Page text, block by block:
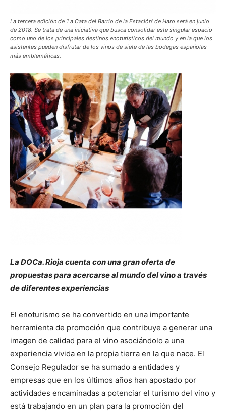
La tercera edición de ‘La Cata del Barrio de la Estación’ de Haro será en junio
de 2018. Se trata de una iniciativa que busca consolidar este singular espacio
como uno de los principales destinos enoturísticos del mundo y en la que los
asistentes pueden disfrutar de los vinos de siete de las bodegas españolas
más emblemáticas.
La DOCa. Rioja cuenta con una gran oferta de
propuestas para acercarse al mundo del vino a través
de diferentes experiencias
El enoturismo se ha convertido en una importante
herramienta de promoción que contribuye a generar una
imagen de calidad para el vino asociándolo a una
experiencia vivida en la propia tierra en la que nace. El
Consejo Regulador se ha sumado a entidades y
empresas que en los últimos años han apostado por
actividades encaminadas a potenciar el turismo del vino y
está trabajando en un plan para la promoción del